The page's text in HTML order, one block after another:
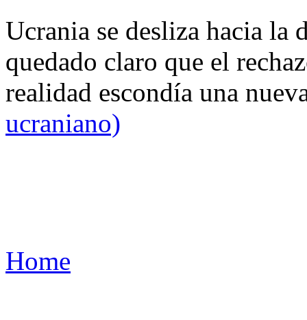
Ucrania se desliza hacia
quedado claro que el
realidad escondía una
ucraniano)
Home